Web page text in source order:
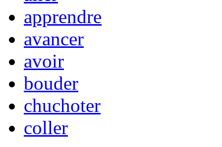
apprendre
avancer
avoir
bouder
chuchoter
coller